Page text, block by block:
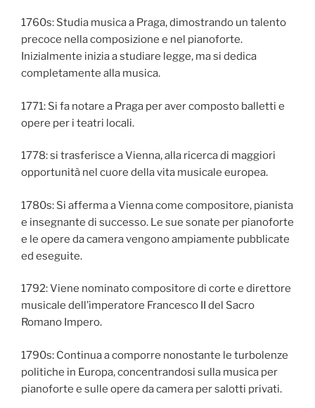
1760s: Studia musica a Praga, dimostrando un talento
precoce nella composizione e nel pianoforte.
Inizialmente inizia a studiare legge, ma si dedica
completamente alla musica.
1771: Si fa notare a Praga per aver composto balletti e
opere per i teatri locali.
1778: si trasferisce a Vienna, alla ricerca di maggiori
opportunità nel cuore della vita musicale europea.
1780s: Si afferma a Vienna come compositore, pianista
e insegnante di successo. Le sue sonate per pianoforte
e le opere da camera vengono ampiamente pubblicate
ed eseguite.
1792: Viene nominato compositore di corte e direttore
musicale dell’imperatore Francesco II del Sacro
Romano Impero.
1790s: Continua a comporre nonostante le turbolenze
politiche in Europa, concentrandosi sulla musica per
pianoforte e sulle opere da camera per salotti privati.